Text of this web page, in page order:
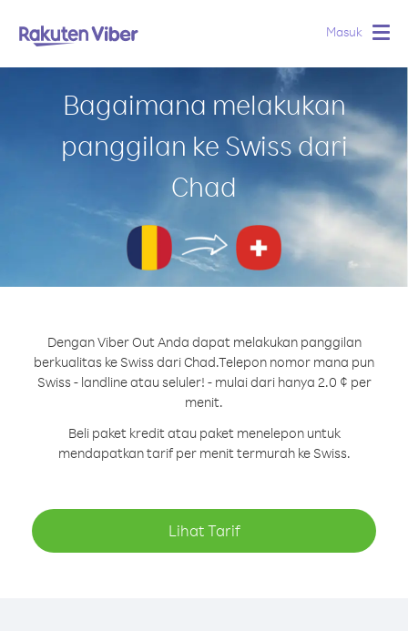
Masuk
Bagaimana melakukan
panggilan ke Swiss dari
Chad
Dengan Viber Out Anda dapat melakukan panggilan
berkualitas ke Swiss dari Chad.Telepon nomor mana pun
Swiss - landline atau seluler! - mulai dari hanya 2.0 ¢ per
menit.
Beli paket kredit atau paket menelepon untuk
mendapatkan tarif per menit termurah ke Swiss.
Lihat Tarif